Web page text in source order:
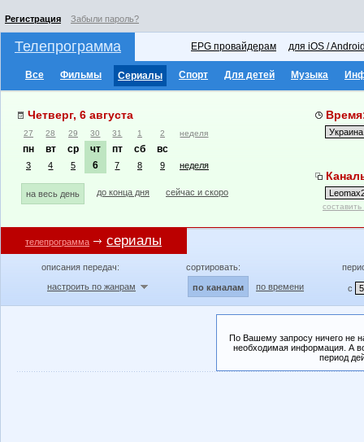
Регистрация Забыли пароль?
Телепрограмма EPG провайдерам для iOS /
Все Фильмы Сериалы Спорт Для детей Музыка
Четверг, 6 августа
27 28 29 30 31 1 2 неделя
пн вт ср чт пт сб вс
3 4 5 6 7 8 9 неделя
на весь день до конца дня сейчас и скоро
телепрограмма сериалы
описания передач:
настроить по жанрам
сортировать:
по каналам по времени с
По Вашему запросу ничего не
необходимая информация. А
период